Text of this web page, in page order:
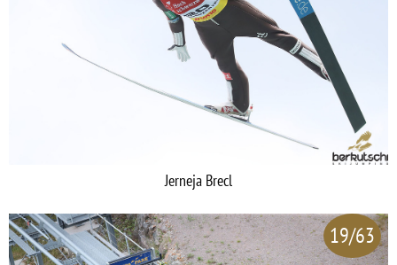
Jerneja Brecl
19/63